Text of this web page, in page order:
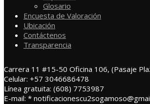
Glosario
Encuesta de Valoración
Ubicación
Contáctenos
Transparencia
Carrera 11 #15-50 Oficina 106, (Pasaje
Celular: +57 3046686478
Línea gratuita: (608) 7753987
E-mail: *